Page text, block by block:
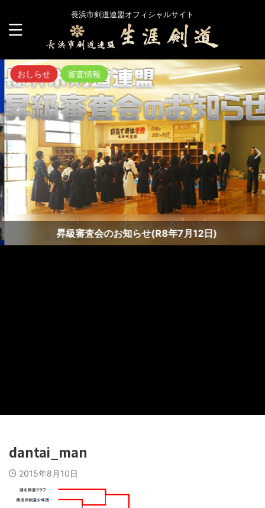
長浜市剣道連盟オフィシャルサイト
おしらせ 審査情報
昇級審査会のお知らせ(R8年7月12日)
dantai_man
2015年8月10日